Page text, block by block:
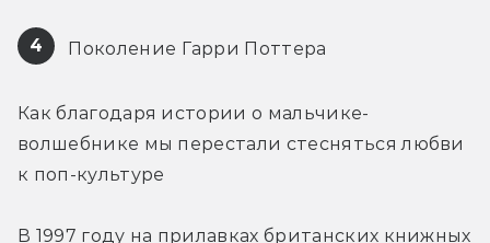
4 Поколение Гарри Поттера
Как благодаря истории о мальчике-
волшебнике мы перестали стесняться любви
к поп-культуре
В 1997 году на прилавках британских книжных